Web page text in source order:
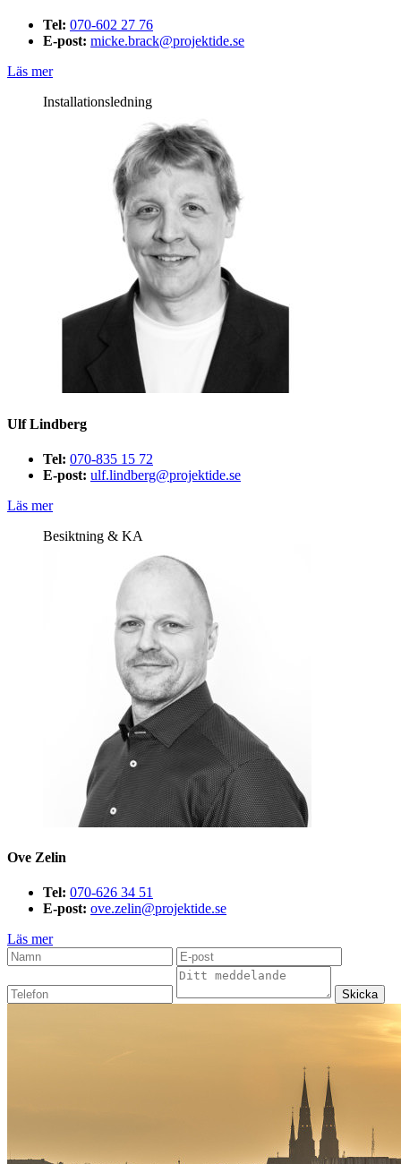
Tel: 070-602 27 76
E-post: micke.brack@projektide.se
Läs mer
Installationsledning
Ulf Lindberg
Tel: 070-835 15 72
E-post: ulf.lindberg@projektide.se
Läs mer
Besiktning & KA
Ove Zelin
Tel: 070-626 34 51
E-post: ove.zelin@projektide.se
Läs mer
Skicka